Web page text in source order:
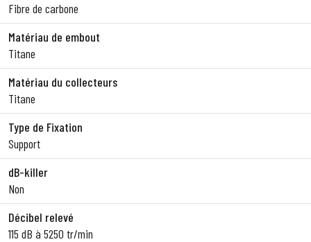
Fibre de carbone
Matériau de embout
Titane
Matériau du collecteurs
Titane
Type de Fixation
Support
dB-killer
Non
Décibel relevé
115 dB à 5250 tr/min